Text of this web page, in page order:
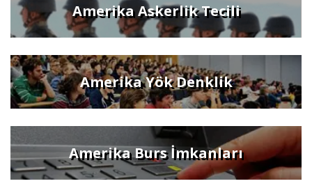
Amerika Askerlik Tecili
Amerika Yök Denklik
Amerika Burs İmkanları